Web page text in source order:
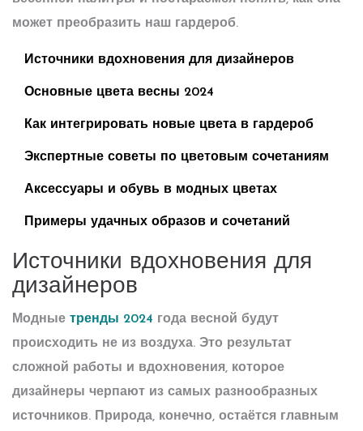
может преобразить наш гардероб.
Источники вдохновения для дизайнеров
Основные цвета весны 2024
Как интегрировать новые цвета в гардероб
Экспертные советы по цветовым сочетаниям
Аксессуары и обувь в модных цветах
Примеры удачных образов и сочетаний
Источники вдохновения для
дизайнеров
Модные тренды 2024 года весной будут
происходить не из воздуха. Это результат
сложной работы и вдохновения, которое
дизайнеры черпают из самых разнообразных
источников. Природа, конечно, остаётся главным